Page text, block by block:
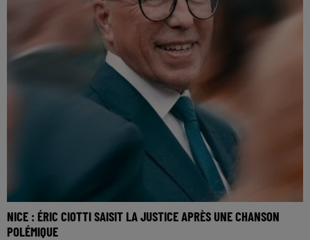
NICE : ÉRIC CIOTTI SAISIT LA JUSTICE APRÈS UNE CHANSON
POLÉMIQUE